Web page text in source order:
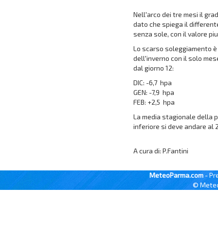
Nell'arco dei tre mesi il
dato che spiega il
senza sole, con il valore
Lo scarso soleggiamento
dell'inverno con il solo
dal giorno 12:
DIC: -6,7 hpa
GEN: -7,9 hpa
FEB: +2,5 hpa
La media stagionale della
inferiore si deve andare al
A cura di: P.Fantini
MeteoParma.com -
©